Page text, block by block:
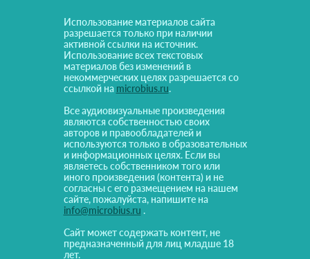
Использование материалов сайта
разрешается только при наличии
активной ссылки на источник.
Использование всех текстовых
материалов без изменений в
некоммерческих целях разрешается со
ссылкой на microbius.ru.
Все аудиовизуальные произведения
являются собственностью своих
авторов и правообладателей и
используются только в образовательных
и информационных целях. Если вы
являетесь собственником того или
иного произведения (контента) и не
согласны с его размещением на нашем
сайте, пожалуйста, напишите на
info@microbius.ru .
Сайт может содержать контент, не
предназначенный для лиц младше 18
лет.